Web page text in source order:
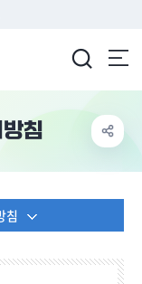
침
침